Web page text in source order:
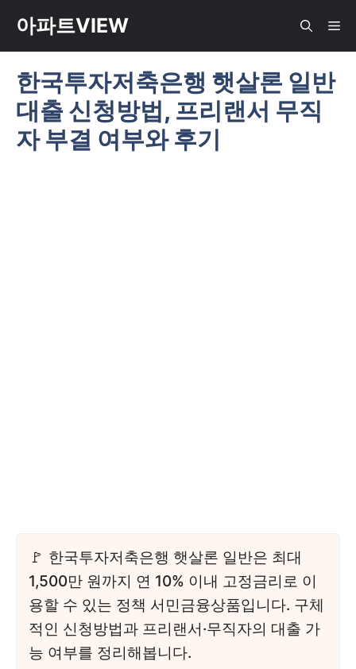
아파트VIEW 메
한국투자저축은행 햇살론 일반
대출 신청방법, 프리랜서 무직
자 부결 여부와 후기
한국투자저축은행 햇살론 일반은 최대
1,500만 원까지 연 10% 이내 고정금리로 이
용할 수 있는 정책 서민금융상품입니다. 구체
적인 신청방법과 프리랜서·무직자의 대출 가
능 여부를 정리해봅니다.